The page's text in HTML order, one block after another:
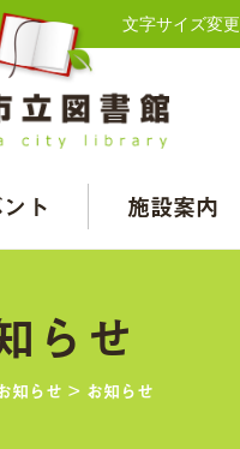
文字サイズ変更
ト 施設案内
らせ
知らせ > お知らせ